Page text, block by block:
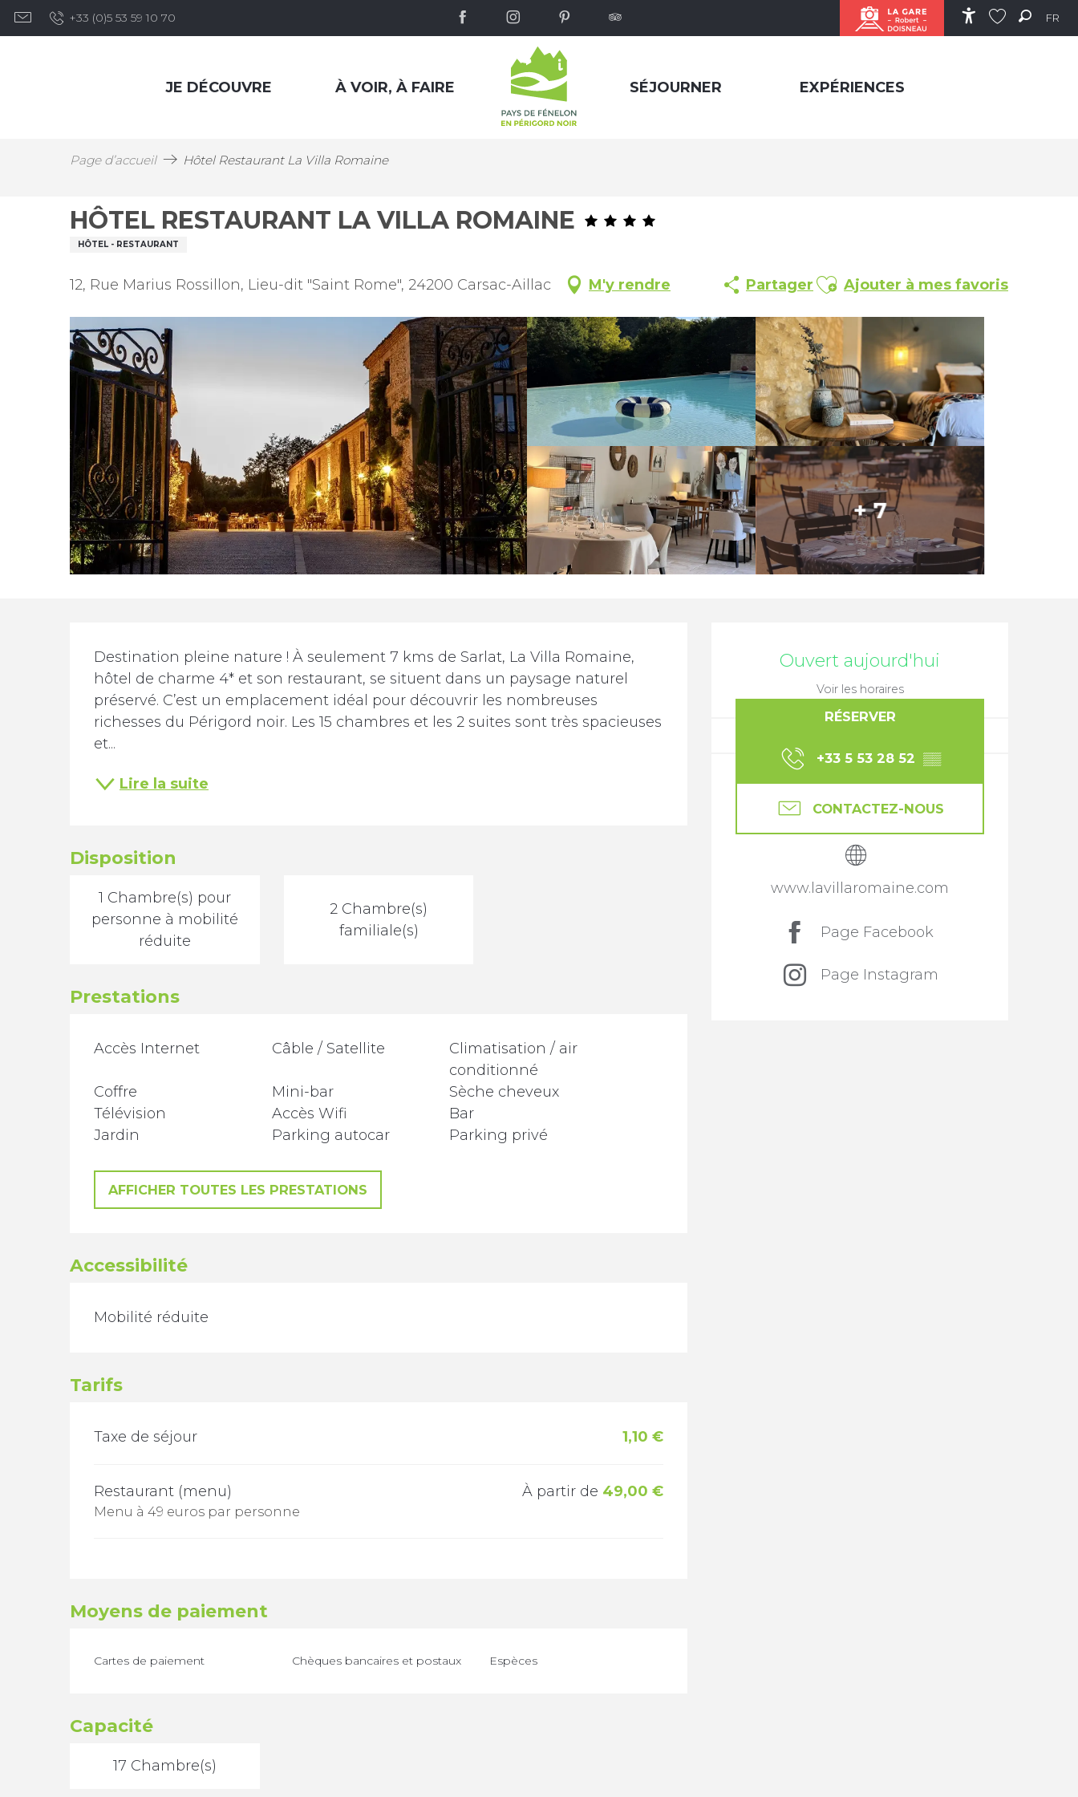
Aller
au
Accessibilité
FR
+33 (0)5 53 59 10 70
JE DÉCOUVRE À VOIR, À FAIRE SÉJOURNER EXPÉRIENCES
Page d’accueil Hôtel Restaurant La Villa Romaine
HÔTEL RESTAURANT LA VILLA ROMAINE
HÔTEL - RESTAURANT
12, Rue Marius Rossillon, Lieu-dit "Saint Rome", 24200 Carsac-Aillac M'y rendre Partager Ajouter aux favoris
Ajouter à mes favoris
+ 7
Ouverture et
Ouvert aujourd'hui
Voir les horaires
RÉSERVER
+33 5 53 28 52 ▒▒
CONTACTEZ-NOUS
www.lavillaromaine.com
Page Facebook
Page Instagram
Description
Destination pleine nature ! À seulement 7 kms de Sarlat, La Villa Romaine,
hôtel de charme 4* et son restaurant, se situent dans un paysage naturel
préservé. C’est un emplacement idéal pour découvrir les nombreuses
richesses du Périgord noir. Les 15 chambres et les 2 suites sont très spacieuses
et...
Lire la suite
Disposition
1 Chambre(s) pour
personne à mobilité
réduite
2 Chambre(s)
familiale(s)
Prestations
Accès Internet Câble / Satellite
Climatisation / air
conditionné
Coffre
Mini-bar
Sèche cheveux
Télévision
Accès Wifi
Bar
Jardin
Parking autocar Parking privé
AFFICHER TOUTES LES PRESTATIONS
Accessibilité
Mobilité réduite
Tarifs
Taxe de séjour 1,10 €
Restaurant (menu)
Menu à 49 euros par personne
À partir de 49,00 €
Moyens de paiement
Cartes de paiement Chèques bancaires et postaux Espèces
Capacité
17 Chambre(s)